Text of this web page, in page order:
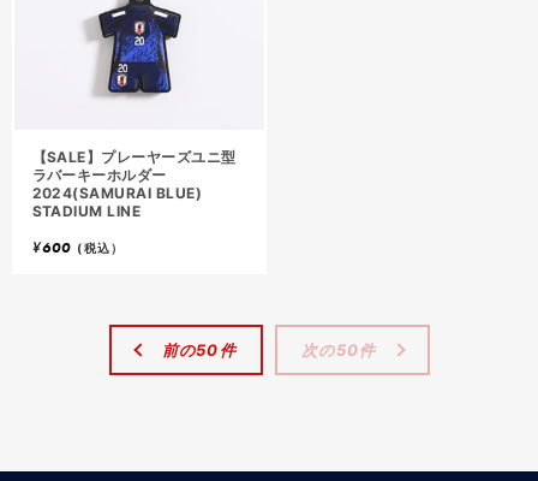
【SALE】プレーヤーズユニ型
ラバーキーホルダー
2024(SAMURAI BLUE)
STADIUM LINE
¥600 (税込）
前の50件 次の50件